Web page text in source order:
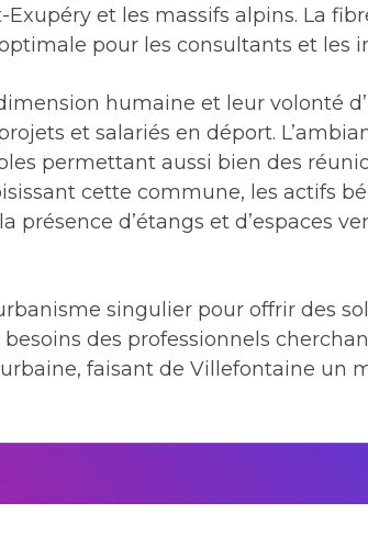
Exupéry et les massifs alpins. La
pour les consultants et les
humaine et leur volonté
et salariés en déport.
permettant aussi bien des
cette commune, les actifs
d’étangs et d’espaces
singulier pour offrir des
des professionnels
faisant de Villefontaine un